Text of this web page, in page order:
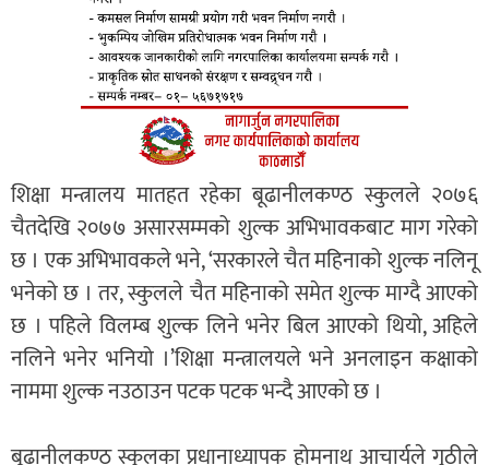
शिक्षा मन्त्रालय मातहत रहेका बूढानीलकण्ठ स्कुलले २०७६
चैतदेखि २०७७ असारसम्मको शुल्क अभिभावकबाट माग गरेको
छ । एक अभिभावकले भने, ‘सरकारले चैत महिनाको शुल्क नलिनू
भनेको छ । तर, स्कुलले चैत महिनाको समेत शुल्क माग्दै आएको
छ । पहिले विलम्ब शुल्क लिने भनेर बिल आएको थियो, अहिले
नलिने भनेर भनियो ।’शिक्षा मन्त्रालयले भने अनलाइन कक्षाको
नाममा शुल्क नउठाउन पटक पटक भन्दै आएको छ ।